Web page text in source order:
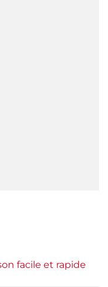
facile et rapide